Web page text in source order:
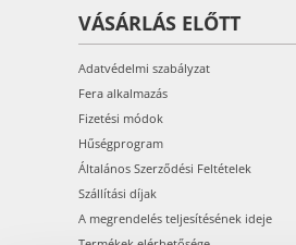
VÁSÁRLÁS ELŐTT
Adatvédelmi szabályzat
Fera alkalmazás
Fizetési módok
Hűségprogram
Általános Szerződési Feltételek
Szállítási díjak
A megrendelés teljesítésének ideje